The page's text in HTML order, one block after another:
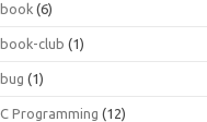
book (6)
book-club (1)
bug (1)
C Programming (12)